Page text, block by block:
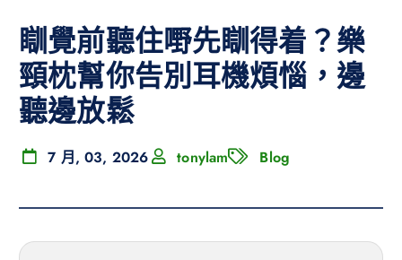
瞓覺前聽住嘢先瞓得着？樂
頸枕幫你告別耳機煩惱，邊
聽邊放鬆
7 月, 03, 2026 tonylam Blog